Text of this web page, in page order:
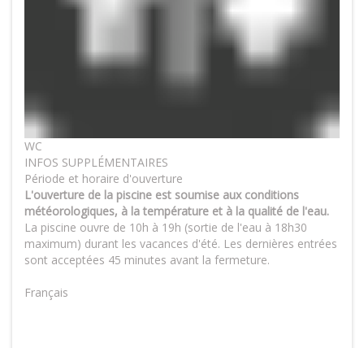
WC
INFOS SUPPLÉMENTAIRES
Période et horaire d'ouverture
L'ouverture de la piscine est soumise aux conditions
météorologiques, à la température et à la qualité de l'eau.
La piscine ouvre de 10h à 19h (sortie de l'eau à 18h30
maximum) durant les vacances d'été. Les dernières entrées
sont acceptées 45 minutes avant la fermeture.
Français